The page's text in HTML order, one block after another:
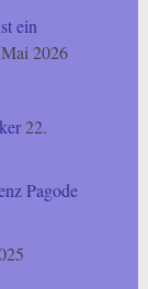
ein
2026
22.
Pagode